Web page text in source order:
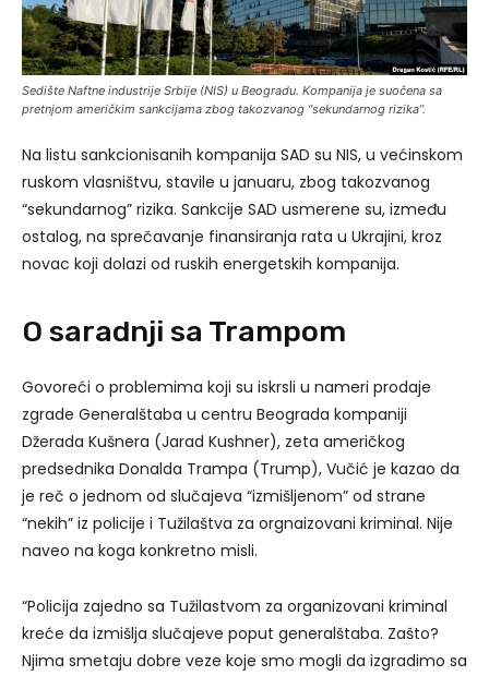
Sedište Naftne industrije Srbije (NIS) u Beogradu. Kompanija je suočena sa
pretnjom američkim sankcijama zbog takozvanog “sekundarnog rizika”.
Na listu sankcionisanih kompanija SAD su NIS, u većinskom
ruskom vlasništvu, stavile u januaru, zbog takozvanog
“sekundarnog” rizika. Sankcije SAD usmerene su, između
ostalog, na sprečavanje finansiranja rata u Ukrajini, kroz
novac koji dolazi od ruskih energetskih kompanija.
O saradnji sa Trampom
Govoreći o problemima koji su iskrsli u nameri prodaje
zgrade Generalštaba u centru Beograda kompaniji
Džerada Kušnera (Jarad Kushner), zeta američkog
predsednika Donalda Trampa (Trump), Vučić je kazao da
je reč o jednom od slučajeva “izmišljenom” od strane
“nekih” iz policije i Tužilaštva za orgnaizovani kriminal. Nije
naveo na koga konkretno misli.
“Policija zajedno sa Tužilastvom za organizovani kriminal
kreće da izmišlja slučajeve poput generalštaba. Zašto?
Njima smetaju dobre veze koje smo mogli da izgradimo sa